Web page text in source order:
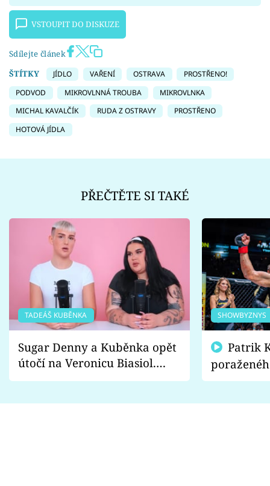
VSTOUPIT DO DISKUZE
Sdílejte článek
ŠTÍTKY
JÍDLO VAŘENÍ OSTRAVA
PROSTŘENO!
PODVOD
MIKROVLNNÁ TROUBA
MIKROVLNKA
MICHAL KAVALČÍK
RUDA Z OSTRAVY
PROSTŘENO
HOTOVÁ JÍDLA
PŘEČTĚTE SI TAKÉ
TADEÁŠ KUBĚNKA
Sugar Denny a Kuběnka opět
útočí na Veronicu Biasiol.
Proč je podle nich falešná a
SHOWBYZNYS
fanoušci